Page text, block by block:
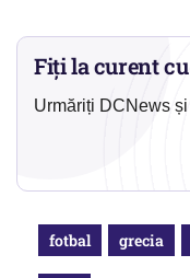
Fiți la curent
Urmăriți DCNews
fotbal grecia